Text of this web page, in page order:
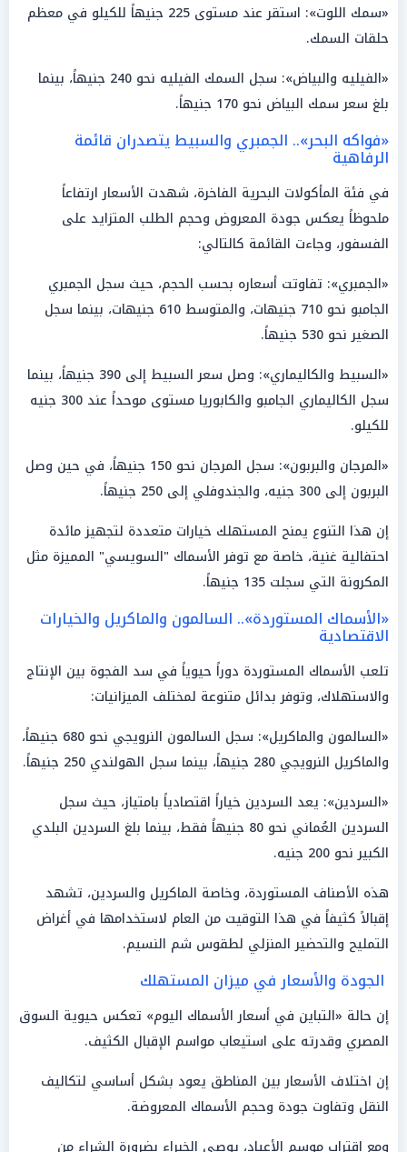
«سمك اللوت»: استقر عند مستوى 225 جنيهاً للكيلو في معظم
حلقات السمك.
«الفيليه والبياض»: سجل السمك الفيليه نحو 240 جنيهاً، بينما
بلغ سعر سمك البياض نحو 170 جنيهاً.
«فواكه البحر».. الجمبري والسبيط يتصدران قائمة
الرفاهية
في فئة المأكولات البحرية الفاخرة، شهدت الأسعار ارتفاعاً
ملحوظاً يعكس جودة المعروض وحجم الطلب المتزايد على
الفسفور، وجاءت القائمة كالتالي:
«الجمبري»: تفاوتت أسعاره بحسب الحجم، حيث سجل الجمبري
الجامبو نحو 710 جنيهات، والمتوسط 610 جنيهات، بينما سجل
الصغير نحو 530 جنيهاً.
«السبيط والكاليماري»: وصل سعر السبيط إلى 390 جنيهاً، بينما
سجل الكاليماري الجامبو والكابوريا مستوى موحداً عند 300 جنيه
للكيلو.
«المرجان والبربون»: سجل المرجان نحو 150 جنيهاً، في حين وصل
البربون إلى 300 جنيه، والجندوفلي إلى 250 جنيهاً.
إن هذا التنوع يمنح المستهلك خيارات متعددة لتجهيز مائدة
احتفالية غنية، خاصة مع توفر الأسماك "السويسي" المميزة مثل
المكرونة التي سجلت 135 جنيهاً.
«الأسماك المستوردة».. السالمون والماكريل والخيارات
الاقتصادية
تلعب الأسماك المستوردة دوراً حيوياً في سد الفجوة بين الإنتاج
والاستهلاك، وتوفر بدائل متنوعة لمختلف الميزانيات:
«السالمون والماكريل»: سجل السالمون النرويجي نحو 680 جنيهاً،
والماكريل النرويجي 280 جنيهاً، بينما سجل الهولندي 250 جنيهاً.
«السردين»: يعد السردين خياراً اقتصادياً بامتياز، حيث سجل
السردين العُماني نحو 80 جنيهاً فقط، بينما بلغ السردين البلدي
الكبير نحو 200 جنيه.
هذه الأصناف المستوردة، وخاصة الماكريل والسردين، تشهد
إقبالاً كثيفاً في هذا التوقيت من العام لاستخدامها في أغراض
التمليح والتحضير المنزلي لطقوس شم النسيم.
الجودة والأسعار في ميزان المستهلك
إن حالة «التباين في أسعار الأسماك اليوم» تعكس حيوية السوق
المصري وقدرته على استيعاب مواسم الإقبال الكثيف.
إن اختلاف الأسعار بين المناطق يعود بشكل أساسي لتكاليف
النقل وتفاوت جودة وحجم الأسماك المعروضة.